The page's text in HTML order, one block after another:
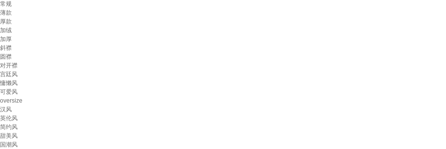
常规
薄款
厚款
加绒
加厚
斜襟
圆襟
对开襟
宫廷风
慵懒风
可爱风
oversize
汉风
英伦风
简约风
甜美风
国潮风